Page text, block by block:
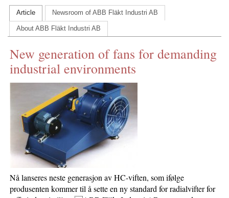
HOME
CONTACT US
INS MAIN WEBSITE
ABOUT US
Article Newsroom of ABB Fläkt Industri AB
About ABB Fläkt Industri AB
New generation of fans for demanding
industrial environments
Nå lanseres neste generasjon av HC-viften, som ifølge
produsenten kommer til å sette en ny standard for radialvifter for